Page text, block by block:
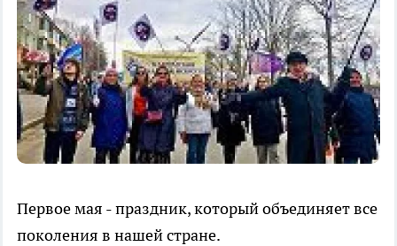
Первое мая - праздник, который объединяет все
поколения в нашей стране.